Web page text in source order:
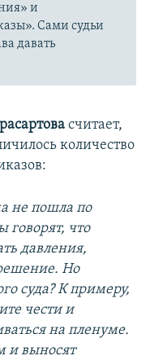
и
Сами судьи
давать
считает,
количество
не пошла по
говорят, что
давления,
Но
суда? К примеру,
чести и
на пленуме.
и выносят